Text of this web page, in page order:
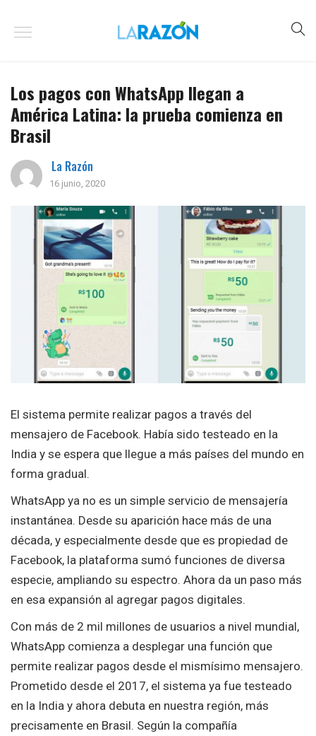
Los pagos con WhatsApp llegan a
América Latina: la prueba comienza en
Brasil
La Razón
16 junio, 2020
El sistema permite realizar pagos a través del
mensajero de Facebook. Había sido testeado en la
India y se espera que llegue a más países del mundo en
forma gradual.
WhatsApp ya no es un simple servicio de mensajería
instantánea. Desde su aparición hace más de una
década, y especialmente desde que es propiedad de
Facebook, la plataforma sumó funciones de diversa
especie, ampliando su espectro. Ahora da un paso más
en esa expansión al agregar pagos digitales.
Con más de 2 mil millones de usuarios a nivel mundial,
WhatsApp comienza a desplegar una función que
permite realizar pagos desde el mismísimo mensajero.
Prometido desde el 2017, el sistema ya fue testeado
en la India y ahora debuta en nuestra región, más
precisamente en Brasil. Según la compañía